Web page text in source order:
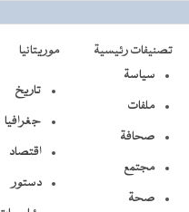
تصنيفات رئيسية
موريتانيا
سياسة
ملفات
صحافة
مجتمع
صحة
تاريخ
جغرافيا
اقتصاد
دستور